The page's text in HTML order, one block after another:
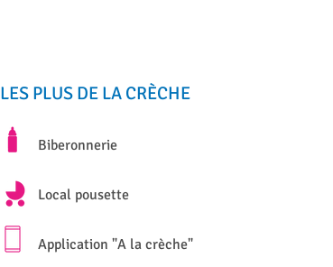
LES PLUS DE LA CRÈCHE
Biberonnerie
Local pousette
Application "A la crèche"